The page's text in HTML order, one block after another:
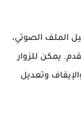
الملف الصوتي،
يمكن للزوار
وتعديل